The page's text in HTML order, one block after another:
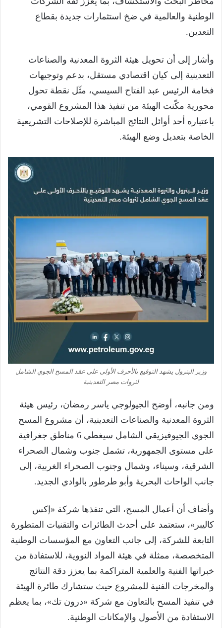
الوطنية والعالمية في ضخ استثمارات جديدة بقطاع
التعدين.
وأشار إلى أن تحويل هيئة الثروة المعدنية والصناعات
التعدينية إلى كيان اقتصادي مستقل، بدعم وتوجيهات
فخامة الرئيس عبد الفتاح السيسي، مثّل نقطة تحول
محورية مكّنت الهيئة من تنفيذ هذا المشروع القومي،
باعتباره أحد أوائل النتائج المباشرة للإصلاحات التشريعية
الخاصة بتعديل وضع الهيئة.
وزير البترول يشهد التوقيع بالأحرف الأولى على عقد المسح الجوي الشامل
لثروات مصر التعدينية
ومن جانبه، أوضح الجيولوجي ياسر رمضان، رئيس هيئة
الثروة المعدنية والصناعات التعدينية، أن مشروع المسح
الجوي الجيوفيزيقي الشامل سيغطي 6 مناطق جغرافية
على مستوى الجمهورية، تشمل جنوب وشمال الصحراء
الشرقية، وسيناء، وشمال وجنوب الصحراء الغربية، إلى
جانب الواحات البحرية وأبو طرطور بالوادي الجديد.
وأضاف أن أعمال المسح، التي تنفذها شركة «إكس
كاليبر»، ستعتمد على أحدث الطائرات والتقنيات المتطورة
التابعة للشركة، إلى جانب التعاون مع المؤسسات الوطنية
المتخصصة، ممثلة في هيئة المواد النووية، للاستفادة من
خبراتها الفنية والعلمية المتراكمة بما يعزز دقة النتائج
والمخرجات الفنية للمشروع حيث ستشارك طائرة الهيئة
في تنفيذ المسح بالتعاون مع شركة «درون تك»، بما يعظم
الاستفادة من الأصول والإمكانات الوطنية.